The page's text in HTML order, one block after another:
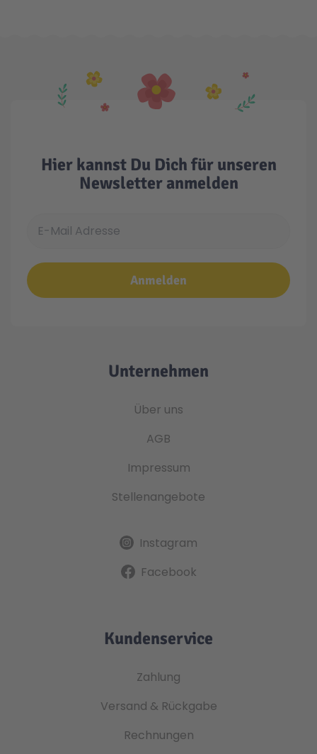
Hier kannst Du Dich für unseren
Newsletter anmelden
Anmelden
Unternehmen
Über uns
AGB
Impressum
Stellenangebote
Instagram
Facebook
Kundenservice
Zahlung
Versand & Rückgabe
Rechnungen